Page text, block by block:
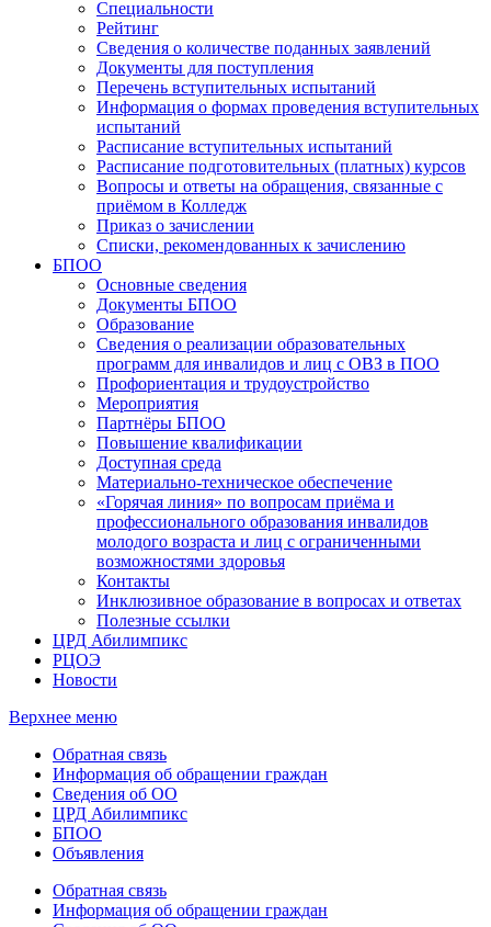
Специальности
Рейтинг
Сведения о количестве поданных заявлений
Документы для поступления
Перечень вступительных испытаний
Информация о формах проведения вступительных
испытаний
Расписание вступительных испытаний
Расписание подготовительных (платных) курсов
Вопросы и ответы на обращения, связанные с
приёмом в Колледж
Приказ о зачислении
Списки, рекомендованных к зачислению
БПОО
Основные сведения
Документы БПОО
Образование
Сведения о реализации образовательных
программ для инвалидов и лиц с ОВЗ в ПОО
Профориентация и трудоустройство
Мероприятия
Партнёры БПОО
Повышение квалификации
Доступная среда
Материально-техническое обеспечение
«Горячая линия» по вопросам приёма и
профессионального образования инвалидов
молодого возраста и лиц с ограниченными
возможностями здоровья
Контакты
Инклюзивное образование в вопросах и ответах
Полезные ссылки
ЦРД Абилимпикс
РЦОЭ
Новости
Верхнее меню
Обратная связь
Информация об обращении граждан
Сведения об ОО
ЦРД Абилимпикс
БПОО
Объявления
Обратная связь
Информация об обращении граждан